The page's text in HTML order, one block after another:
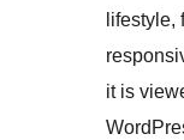
it is